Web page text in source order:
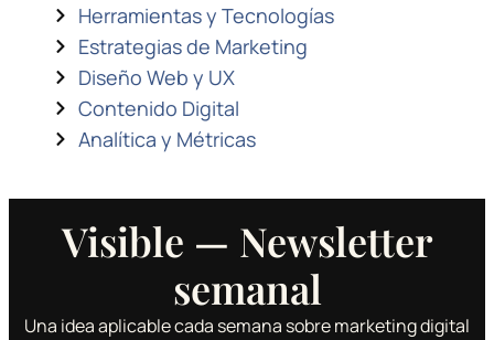
Herramientas y Tecnologías
Estrategias de Marketing
Diseño Web y UX
Contenido Digital
Analítica y Métricas
Visible — Newsletter
semanal
Una idea aplicable cada semana sobre marketing digital